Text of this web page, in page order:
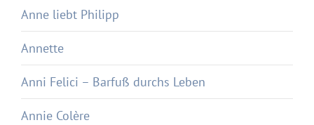
Anne liebt Philipp
Annette
Anni Felici – Barfuß durchs Leben
Annie Colère